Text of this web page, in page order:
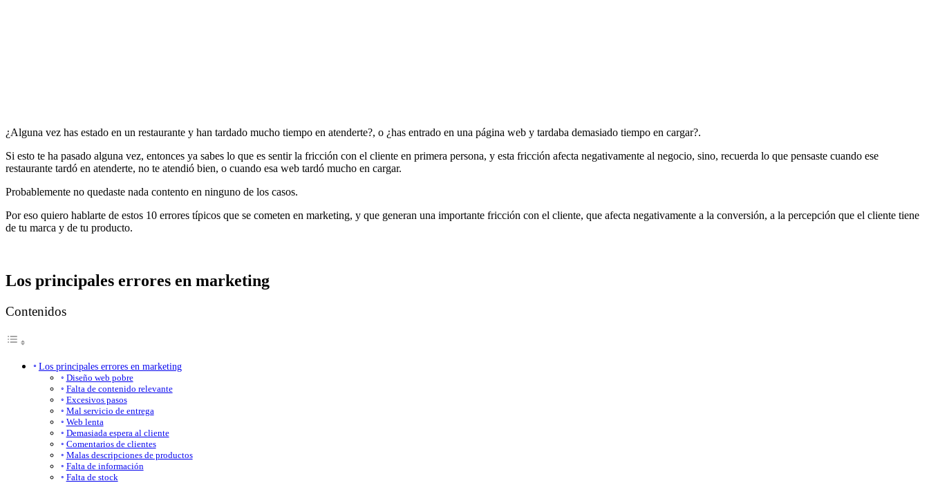
¿Alguna vez has estado en un restaurante y han tardado mucho tiempo en atenderte?, o ¿has entrado en una página web y tardaba demasiado tiempo en cargar?.
Si esto te ha pasado alguna vez, entonces ya sabes lo que es sentir la fricción con el cliente en primera persona, y esta fricción afecta negativamente al negocio, sino, recuerda lo que pensaste cuando ese
restaurante tardó en atenderte, no te atendió bien, o cuando esa web tardó mucho en cargar.
Probablemente no quedaste nada contento en ninguno de los casos.
Por eso quiero hablarte de estos 10 errores típicos que se cometen en marketing, y que generan una importante fricción con el cliente, que afecta negativamente a la conversión, a la percepción que el cliente tiene
de tu marca y de tu producto.
Los principales errores en marketing
Contenidos
Los principales errores en marketing
Diseño web pobre
Falta de contenido relevante
Excesivos pasos
Mal servicio de entrega
Web lenta
Demasiada espera al cliente
Comentarios de clientes
Malas descripciones de productos
Falta de información
Falta de stock